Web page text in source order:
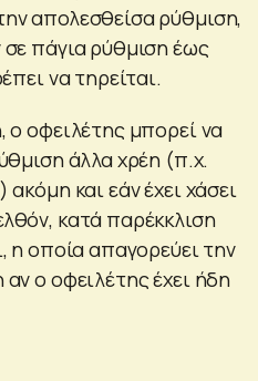
απολεσθείσα ρύθμιση,
πάγια ρύθμιση έως
να τηρείται.
ο οφειλέτης μπορεί να
άλλα χρέη (π.χ.
και εάν έχει χάσει
κατά παρέκκλιση
η οποία απαγορεύει την
ο οφειλέτης έχει ήδη